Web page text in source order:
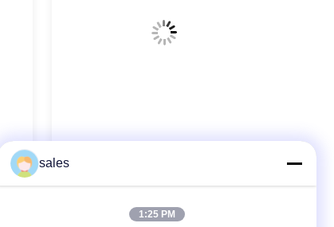
sales
1:25 PM